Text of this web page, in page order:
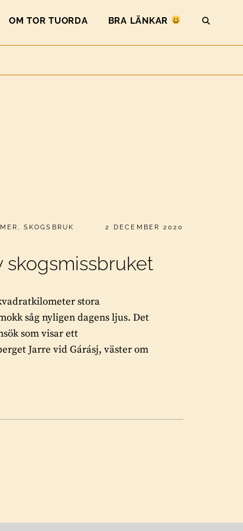
OM TOR TUORDA BRA LÄNKAR
, SKOGSBRUK PUBLICERAT
2 DECEMBER 2020
skogsmissbruket
stora
såg nyligen dagens ljus. Det
som visar ett
Jarre vid Gárásj, väster om